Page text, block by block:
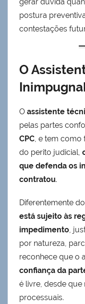
postura
contestações
O
O assistente
pelas partes
CPC, e tem como
do perito judicial,
que defenda os
contratou.
Diferentemente
está sujeito às
impedimento,
por natureza,
reconhece que o
confiança da
é livre, desde que
processuais.